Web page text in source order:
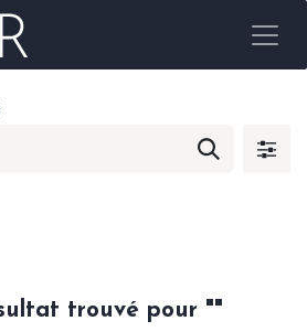
trouvé pour ""